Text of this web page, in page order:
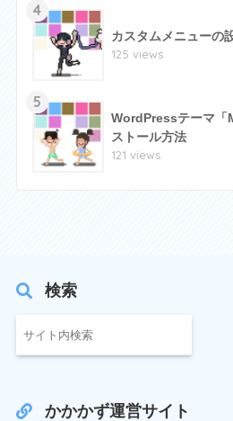
4
カスタムメニューの
125 views
5
WordPressテーマ「
ストール方法
121 views
検索
かかかず運営サイト